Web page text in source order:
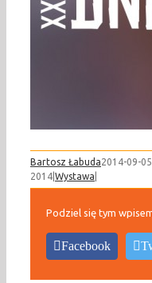
Bartosz Łabuda2014-09-
2014 Wystawa
Podziel się tym
Facebook